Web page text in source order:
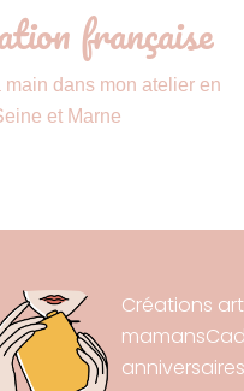
française
main dans mon atelier en
et Marne
Créations